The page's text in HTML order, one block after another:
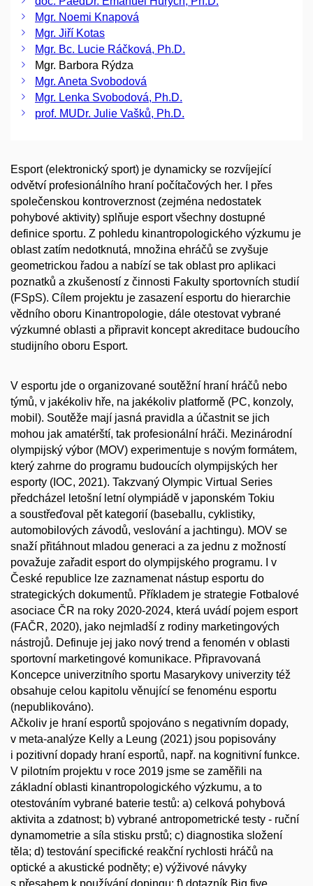
Mgr. Noemi Knapová
Mgr. Jiří Kotas
Mgr. Bc. Lucie Ráčková, Ph.D.
Mgr. Barbora Rýdza
Mgr. Aneta Svobodová
Mgr. Lenka Svobodová, Ph.D.
prof. MUDr. Julie Vašků, Ph.D.
Esport (elektronický sport) je dynamicky se rozvíjející
odvětví profesionálního hraní počítačových her. I přes
společenskou kontroverznost (zejména nedostatek
pohybové aktivity) splňuje esport všechny dostupné
definice sportu. Z pohledu kinantropologického výzkumu je
oblast zatím nedotknutá, množina ehráčů se zvyšuje
geometrickou řadou a nabízí se tak oblast pro aplikaci
poznatků a zkušeností z činnosti Fakulty sportovních studií
(FSpS). Cílem projektu je zasazení esportu do hierarchie
vědního oboru Kinantropologie, dále otestovat vybrané
výzkumné oblasti a připravit koncept akreditace budoucího
studijního oboru Esport.
V esportu jde o organizované soutěžní hraní hráčů nebo
týmů, v jakékoliv hře, na jakékoliv platformě (PC, konzoly,
mobil). Soutěže mají jasná pravidla a účastnit se jich
mohou jak amatérští, tak profesionální hráči. Mezinárodní
olympijský výbor (MOV) experimentuje s novým formátem,
který zahrne do programu budoucích olympijských her
esporty (IOC, 2021). Takzvaný Olympic Virtual Series
předcházel letošní letní olympiádě v japonském Tokiu
a soustřeďoval pět kategorií (baseballu, cyklistiky,
automobilových závodů, veslování a jachtingu). MOV se
snaží přitáhnout mladou generaci a za jednu z možností
považuje zařadit esport do olympijského programu. I v
České republice lze zaznamenat nástup esportu do
strategických dokumentů. Příkladem je strategie Fotbalové
asociace ČR na roky 2020-2024, která uvádí pojem esport
(FAČR, 2020), jako nejmladší z rodiny marketingových
nástrojů. Definuje jej jako nový trend a fenomén v oblasti
sportovní marketingové komunikace. Připravovaná
Koncepce univerzitního sportu Masarykovy univerzity též
obsahuje celou kapitolu věnující se fenoménu esportu
(nepublikováno).
Ačkoliv je hraní esportů spojováno s negativním dopady,
v meta-analýze Kelly a Leung (2021) jsou popisovány
i pozitivní dopady hraní esportů, např. na kognitivní funkce.
V pilotním projektu v roce 2019 jsme se zaměřili na
základní oblasti kinantropologického výzkumu, a to
otestováním vybrané baterie testů: a) celková pohybová
aktivita a zdatnost; b) vybrané antropometrické testy - ruční
dynamometrie a síla stisku prstů; c) diagnostika složení
těla; d) testování specifické reakční rychlosti hráčů na
optické a akustické podněty; e) výživové návyky
s přesahem k používání dopingu; f) dotazník Big five